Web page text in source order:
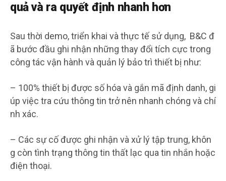
quả và ra quyết định nhanh hơn
Sau thời demo, triển khai và thực tế sử dụng, B&C đ
ã bước đầu ghi nhận những thay đổi tích cực trong
công tác vận hành và quản lý bảo trì thiết bị như:
– 100% thiết bị được số hóa và gắn mã định danh, gi
úp việc tra cứu thông tin trở nên nhanh chóng và chí
nh xác.
– Các sự cố được ghi nhận và xử lý tập trung, khôn
g còn tình trạng thông tin thất lạc qua tin nhắn hoặc
điện thoại.